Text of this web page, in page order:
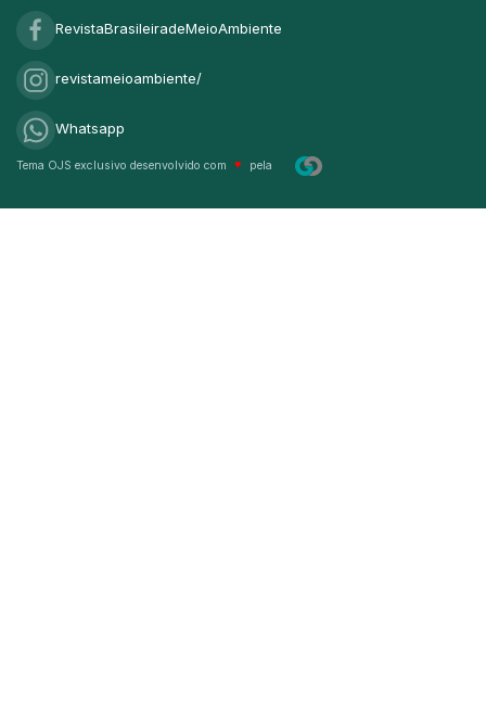
RevistaBrasileiradeMeioAmbiente
revistameioambiente/
Whatsapp
Tema OJS exclusivo desenvolvido com ♥ pela